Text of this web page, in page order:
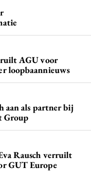
AGU voor
loopbaannieuws
aan als partner bij
Group
Rausch verruilt
GUT Europe